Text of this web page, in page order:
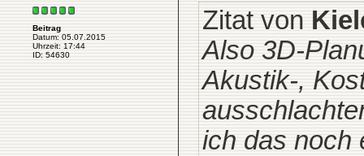
Beitrag
Datum: 05.07.2015
Uhrzeit: 17:44
ID: 54630
Zitat von
Also 3D-
Akustik-,
ich das noch